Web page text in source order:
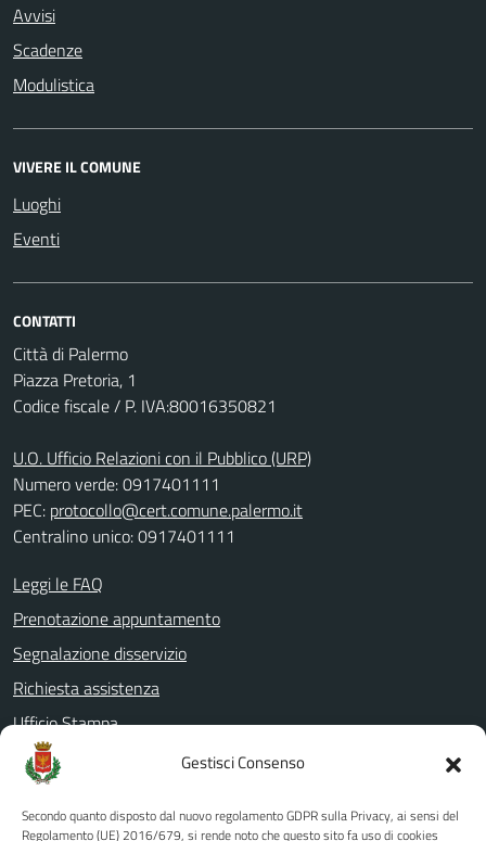
Gestisci Consenso
Secondo quanto disposto dal nuovo regolamento GDPR sulla Privacy, ai sensi del
Regolamento (UE) 2016/679, si rende noto che questo sito fa uso di cookies
Avvisi
Scadenze
Modulistica
VIVERE IL COMUNE
Luoghi
Eventi
CONTATTI
Città di Palermo
Piazza Pretoria, 1
Codice fiscale / P. IVA:80016350821
U.O. Ufficio Relazioni con il Pubblico (URP)
Numero verde: 0917401111
PEC: protocollo@cert.comune.palermo.it
Centralino unico: 0917401111
Leggi le FAQ
Prenotazione appuntamento
Segnalazione disservizio
Richiesta assistenza
Ufficio Stampa
Amministrazione Trasparente
Albo pretorio
Informativa privacy